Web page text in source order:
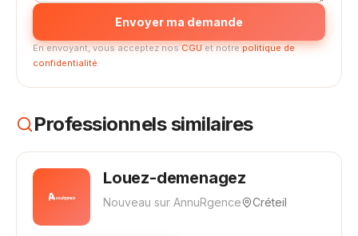
Envoyer ma demande
En envoyant, vous acceptez nosCGUet notrepolitique de
confidentialité.
Professionnels similaires
Louez-demenagez
Nouveau sur AnnuRgence Créteil